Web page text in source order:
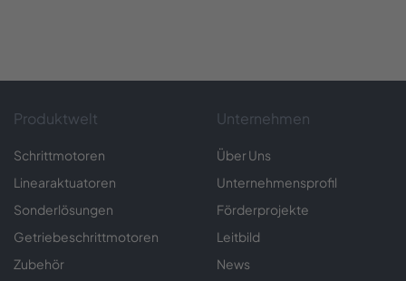
Produktwelt
Schrittmotoren
Linearaktuatoren
Sonderlösungen
Getriebeschrittmotoren
Zubehör
Unternehmen
Über Uns
Unternehmensprofil
Förderprojekte
Leitbild
News